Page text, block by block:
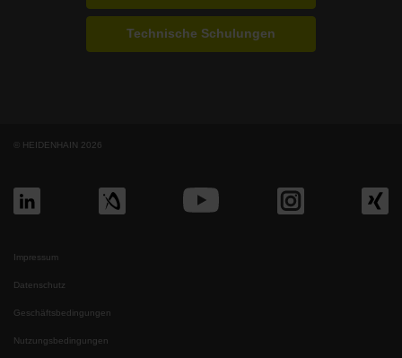
Technische Schulungen
© HEIDENHAIN 2026
Impressum
Datenschutz
Geschäftsbedingungen
Nutzungsbedingungen